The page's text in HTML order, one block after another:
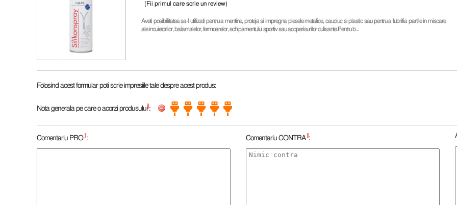
(Fii primul care scrie un review)
Aveti posibilitatea sa-l utilizati pentru a mentine, proteja si impregna piesele metalice, cauciuc si plastic sau pentru a lubrifia partile in miscare
ale incuietorilor, balamalelor, fermoarelor, echipamentului sportiv sau acoperisurilor culisante.Pentru b...
Folosind acest formular poti scrie impresiile tale despre acest produs:
Nota generala pe care o acorzi produsului :
Comentariu PRO : Comentariu CONTRA :